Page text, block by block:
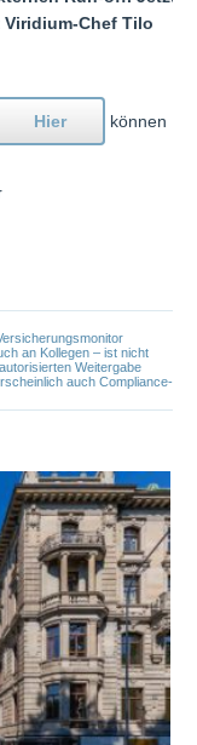
Chef Tilo
Hier
können
an Kollegen – ist nicht
Weitergabe
auch Compliance-